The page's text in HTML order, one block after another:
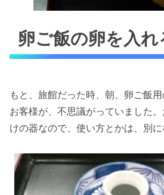
卵ご飯の卵を入れ
もと、旅館だった時、朝、卵ご飯用
お客様が、不思議がっていました
けの器なので、使い方とかは、別に